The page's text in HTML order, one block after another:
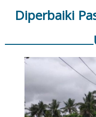
Diperbaiki